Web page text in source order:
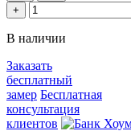
+
В наличии
Заказать
бесплатный
замер Бесплатная
консультация
клиентов